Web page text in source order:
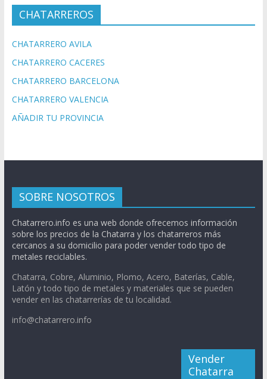
CHATARREROS
CHATARRERO AVILA
CHATARRERO CACERES
CHATARRERO BARCELONA
CHATARRERO VALENCIA
AÑADIR TU PROVINCIA
SOBRE NOSOTROS
Chatarrero.info es una web donde ofrecemos información
sobre los precios de la Chatarra y los chatarreros más
cercanos a su domicilio para poder vender todo tipo de
metales reciclables.
Chatarra, Cobre, Aluminio, Plomo, Acero, Baterías, Cable,
Latón y todo tipo de metales y materiales que se pueden
vender en las chatarrerías de tu localidad.
info@chatarrero.info
Vender
Chatarra